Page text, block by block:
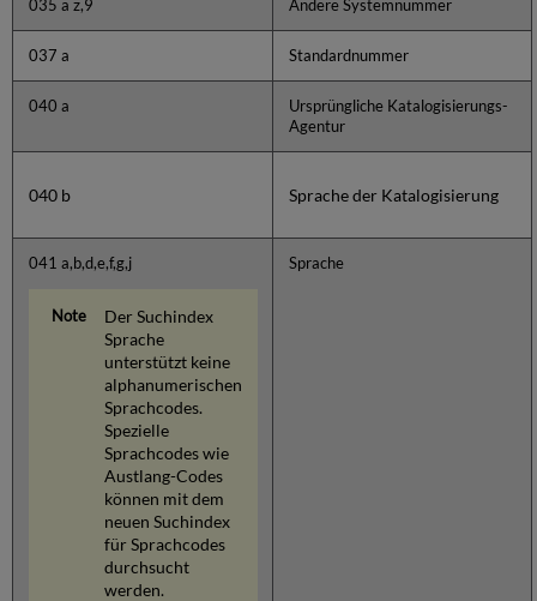
035 a z,9 Andere Systemnummer
037 a Standardnummer
040 a
Ursprüngliche Katalogisierungs-
Agentur
040 b Sprache der Katalogisierung
041 a,b,d,e,f,g,j
Der Suchindex
Sprache
unterstützt keine
alphanumerischen
Sprachcodes.
Spezielle
Sprachcodes wie
Austlang-Codes
können mit dem
neuen Suchindex
für Sprachcodes
durchsucht
werden.
Sprache